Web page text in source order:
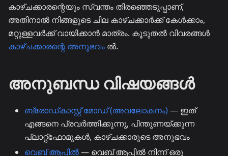
കാഴ്ചക്കാരന്റെയും സ്വന്തം തിരഞ്ഞെടുപ്പാണ്,
അതിനാൽ നിങ്ങളുടെ ചില കാഴ്ചക്കാർക്ക് കേൾക്കാം,
മറ്റുള്ളവർക്ക് വായിക്കാൻ മാത്രം. കൂടുതൽ വിവരങ്ങൾ
കാഴ്ചക്കാരന്റെ അനുഭവം ൽ.
അനുബന്ധ വിഷയങ്ങൾ
ബ്രോഡ്കാസ്റ്റ് മോഡ് (അവലോകനം)— ഇത്
എങ്ങനെ പ്രവർത്തിക്കുന്നു, പിന്തുണയ്ക്കുന്ന
പ്ലാറ്റ്ഫോമുകൾ, കാഴ്ചക്കാരുടെ അനുഭവം
വെബ് ആപ്പിൽ— വെബ് ആപ്പിൽ നിന്ന് ഒരു